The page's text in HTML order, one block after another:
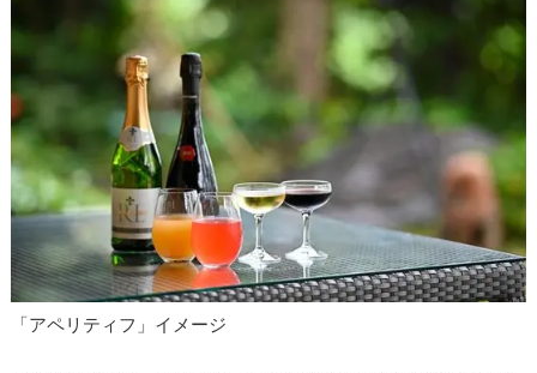
「アペリティフ」イメージ